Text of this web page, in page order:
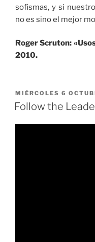
sofismas, y si
no es sino el mejor
Roger Scruton:
2010.
PUBLICADO
EL
MIÉRCOLES 6
Follow the